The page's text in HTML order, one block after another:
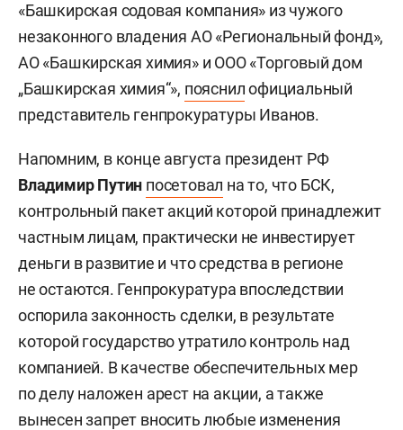
«Башкирская содовая компания» из чужого
незаконного владения АО «Региональный фонд»,
АО «Башкирская химия» и ООО «Торговый дом
„Башкирская химия“», пояснилофициальный
представитель генпрокуратуры Иванов.
Напомним, в конце августа президент РФ
Владимир Путин посетовал на то, что БСК,
контрольный пакет акций которой принадлежит
частным лицам, практически не инвестирует
деньги в развитие и что средства в регионе
не остаются. Генпрокуратура впоследствии
оспорила законность сделки, в результате
которой государство утратило контроль над
компанией. В качестве обеспечительных мер
по делу наложен арест на акции, а также
вынесен запрет вносить любые изменения